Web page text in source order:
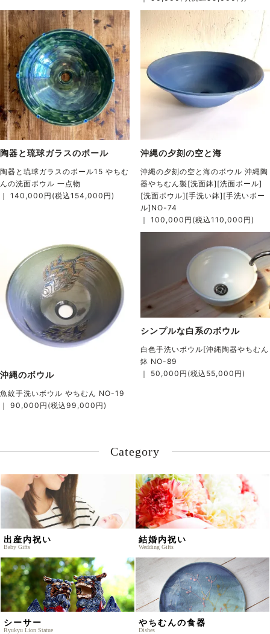
陶器と琉球ガラスのボール
陶器と琉球ガラスのボール15 やちむ
んの洗面ボウル 一点物
｜ 140,000円(税込154,000円)
沖縄の夕刻の空と海
沖縄の夕刻の空と海のボウル 沖縄陶
器やちむん製[洗面鉢][洗面ボール]
[洗面ボウル][手洗い鉢][手洗いボー
ル]NO-74
｜ 100,000円(税込110,000円)
沖縄のボウル
魚紋手洗いボウル やちむん NO-19
｜ 90,000円(税込99,000円)
シンプルな白系のボウル
白色手洗いボウル[沖縄陶器やちむん
鉢 NO-89
｜ 50,000円(税込55,000円)
Category
出産内祝い
Baby Gifts
結婚内祝い
Wedding Gifts
シーサー
Ryukyu Lion Statue
やちむんの食器
Dishes